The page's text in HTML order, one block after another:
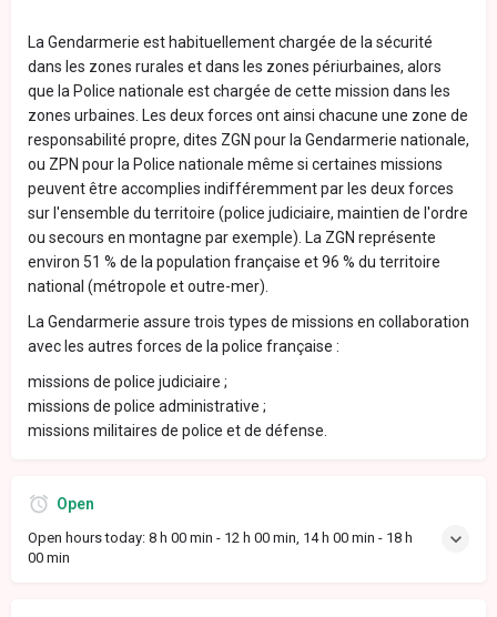
La Gendarmerie est habituellement chargée de la sécurité
dans les zones rurales et dans les zones périurbaines, alors
que la Police nationale est chargée de cette mission dans les
zones urbaines. Les deux forces ont ainsi chacune une zone de
responsabilité propre, dites ZGN pour la Gendarmerie nationale,
ou ZPN pour la Police nationale même si certaines missions
peuvent être accomplies indifféremment par les deux forces
sur l'ensemble du territoire (police judiciaire, maintien de l'ordre
ou secours en montagne par exemple). La ZGN représente
environ 51 % de la population française et 96 % du territoire
national (métropole et outre-mer).
La Gendarmerie assure trois types de missions en collaboration
avec les autres forces de la police française :
missions de police judiciaire ;
missions de police administrative ;
missions militaires de police et de défense.
Open
Open hours today: 8 h 00 min - 12 h 00 min, 14 h 00 min - 18 h
00 min